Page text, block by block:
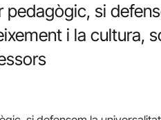
pedagògic, si
i la cultura,